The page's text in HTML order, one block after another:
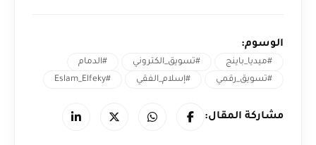
الوسوم:
#ميديا_باينج #تسويق_الكتروني
#الدمام
#تسويق_رقمي
#إسلام_الفقي #Eslam_Elfeky
مشاركة المقال: